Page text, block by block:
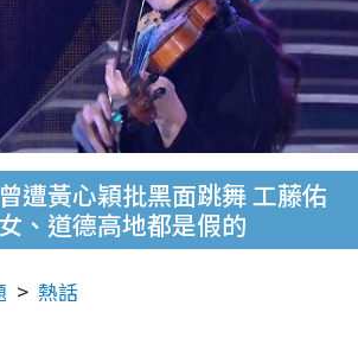
遭黃心穎批黑面跳舞 工藤佑
、道德高地都是假的
熱話